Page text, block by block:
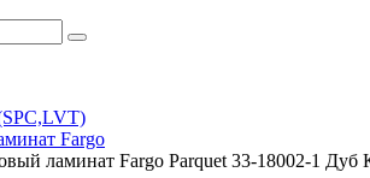
Fargo
ламинат Fargo Parquet 33-18002-1 Дуб